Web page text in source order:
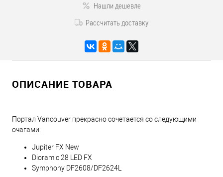
Нашли дешевле
Рассчитать доставку
ОПИСАНИЕ ТОВАРА
Портал Vancouver прекрасно сочетается со следующими
очагами:
Jupiter FX New
Dioramic 28 LED FX
Symphony DF2608/DF2624L